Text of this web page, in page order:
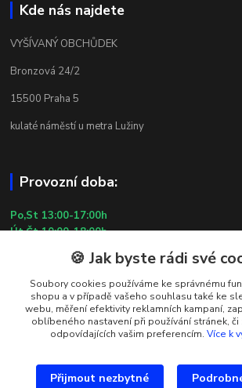
Kde nás najdete
VYŠÍVANÝ OBCHŮDEK
Bronzová 24/2
15500 Praha 5
kulaté náměstí u metra Lužiny
Provozní doba:
Po,St 13:00-17:00h
Út,Čt 10:00-18:00h
Pá 10:00-13:00h
So,Ne ZAVŘENO
29.7.2026 (St) 10:00-18:00h
Kontakty
+420 602 181 001
🍪 Jak byste rádi své
Soubory cookies používáme ke správnému
shopu a v případě vašeho souhlasu také ke
webu, měření efektivity reklamních kampaní,
oblíbeného nastavení při používání stránek, či
odpovídajících vašim preferencím. Více k
Přijmout nezbytné